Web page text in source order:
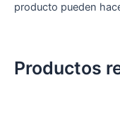
producto pueden
Productos